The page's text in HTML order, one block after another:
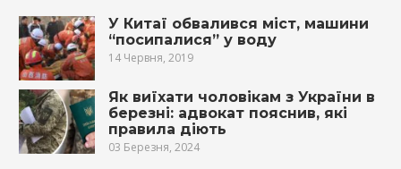
У Китаї обвалився міст, машини
“посипалися” у воду
14 Червня, 2019
Як виїхати чоловікам з України в
березні: адвокат пояснив, які
правила діють
03 Березня, 2024